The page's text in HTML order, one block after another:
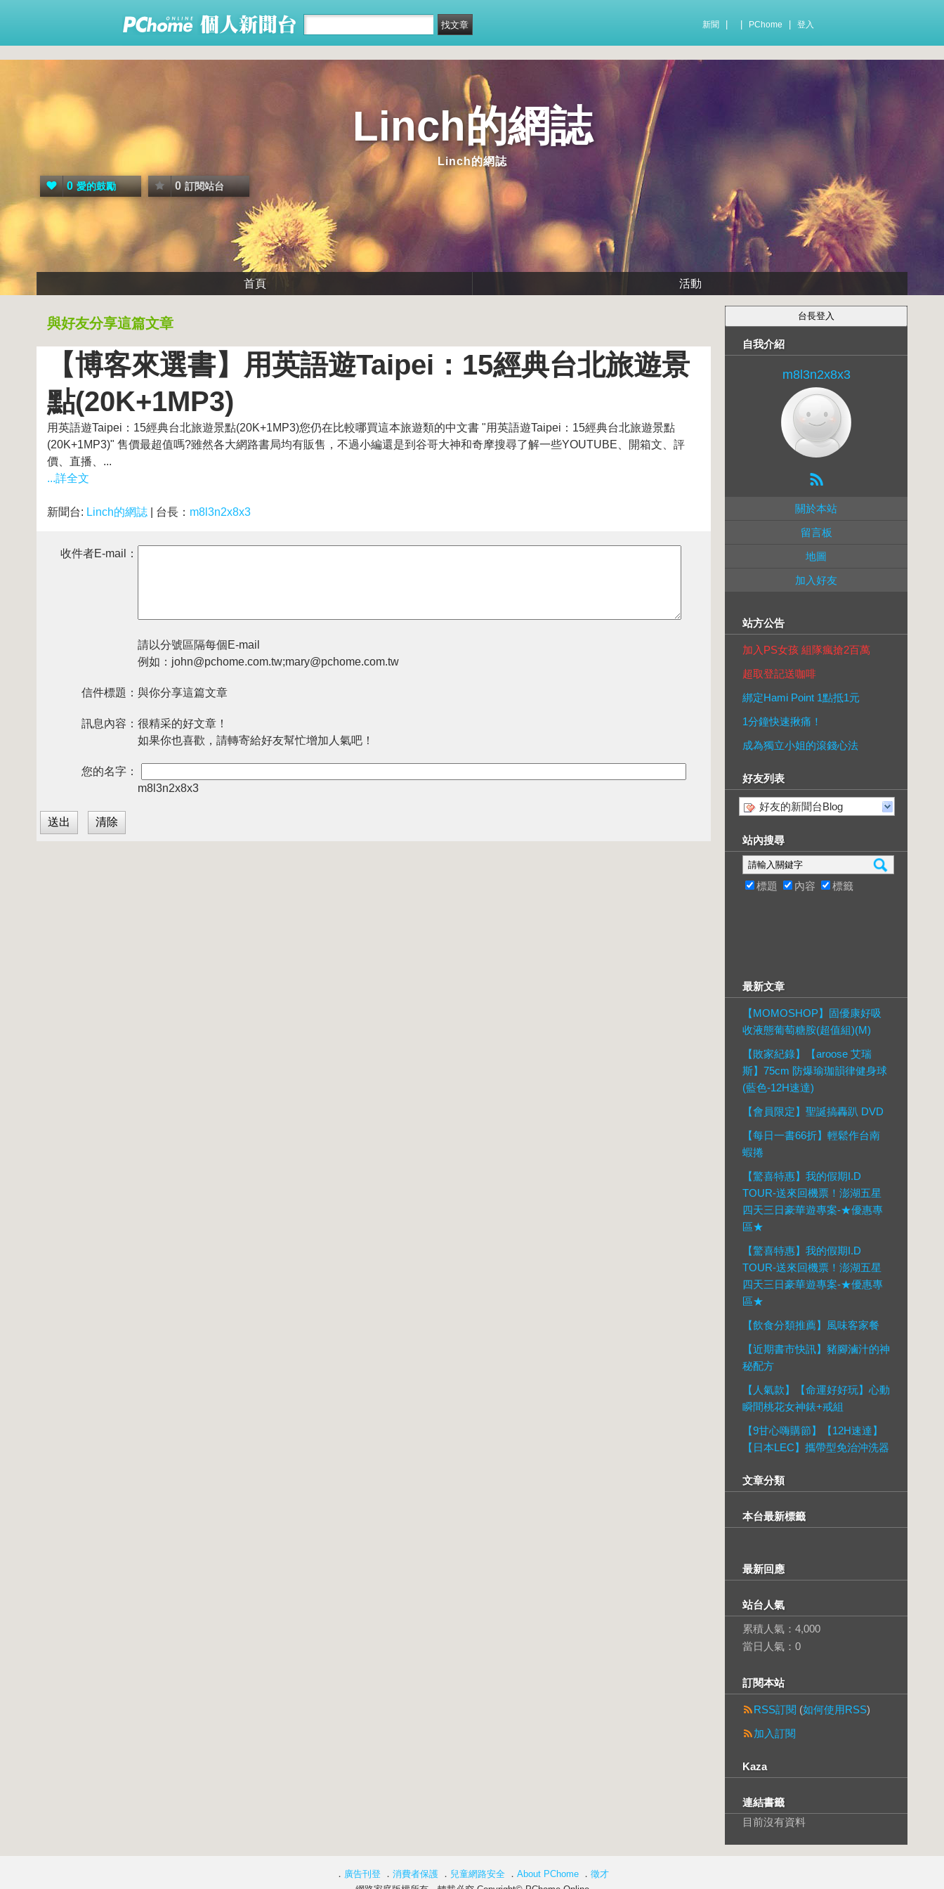
新聞 PChome 登入
Linch的網誌
Linch的網誌
0 愛的鼓勵 0 訂閱站台
首頁 活動
與好友分享這篇文章
【博客來選書】用英語遊Taipei：15經典台北旅遊景
點(20K+1MP3)
用英語遊Taipei：15經典台北旅遊景點(20K+1MP3)您仍在比較哪買這本旅遊類的中文書 "用英語遊Taipei：15經典台北旅遊景點
(20K+1MP3)" 售價最超值嗎?雖然各大網路書局均有販售，不過小編還是到谷哥大神和奇摩搜尋了解一些YOUTUBE、開箱文、評
價、直播、...
...詳全文
新聞台: Linch的網誌 | 台長： m8l3n2x8x3
收件者E-mail：
請以分號區隔每個E-mail
例如：john@pchome.com.tw;mary@pchome.com.tw
信件標題： 與你分享這篇文章
訊息內容： 很精采的好文章！
如果你也喜歡，請轉寄給好友幫忙增加人氣吧！
您的名字：
m8l3n2x8x3
自我介紹
m8l3n2x8x3
關於本站
留言板
地圖
加入好友
站方公告
加入PS女孩 組隊瘋搶2百萬
超取登記送咖啡
綁定Hami Point 1點抵1元
1分鐘快速揪痛！
成為獨立小姐的滾錢心法
好友列表
好友的新聞台Blog
站內搜尋
標題 內容 標籤
最新文章
【MOMOSHOP】固優康好吸
收液態葡萄糖胺(超值組)(M)
【敗家紀錄】【aroose 艾瑞
斯】75cm 防爆瑜珈韻律健身球
(藍色-12H速達)
【會員限定】聖誕搞轟趴 DVD
【每日一書66折】輕鬆作台南
蝦捲
【驚喜特惠】我的假期I.D
TOUR-送來回機票！澎湖五星
四天三日豪華遊專案-★優惠專
區★
【驚喜特惠】我的假期I.D
TOUR-送來回機票！澎湖五星
四天三日豪華遊專案-★優惠專
區★
【飲食分類推薦】風味客家餐
【近期書市快訊】豬腳滷汁的神
秘配方
【人氣款】【命運好好玩】心動
瞬間桃花女神錶+戒組
【9甘心嗨購節】【12H速達】
【日本LEC】攜帶型免治沖洗器
文章分類
本台最新標籤
最新回應
站台人氣
累積人氣： 4,000
當日人氣： 0
訂閱本站
RSS訂閱 (如何使用RSS)
加入訂閱
Kaza
連結書籤
目前沒有資料
． 廣告刊登 ． 消費者保護 ． 兒童網路安全 ． About PChome ． 徵才